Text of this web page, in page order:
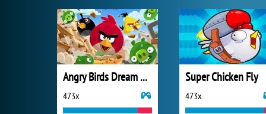
Angry Birds Dream Blast Slingshot
473x
Super Chicken Fly
473x